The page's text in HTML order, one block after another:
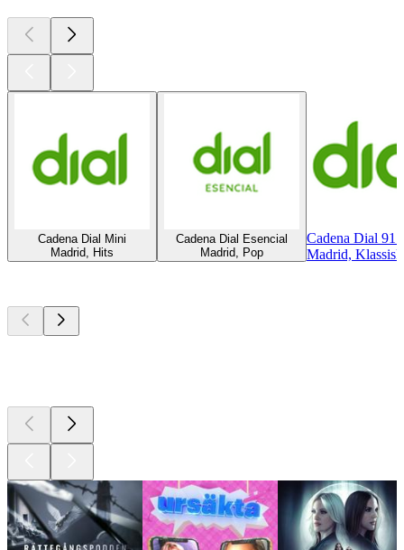
Cadena Dial Mini
Madrid, Hits
Cadena Dial Esencial
Madrid, Pop
Cadena Dial
Madrid,